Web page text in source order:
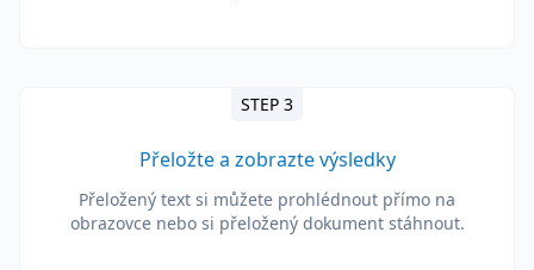
STEP 3
Přeložte a zobrazte výsledky
Přeložený text si můžete prohlédnout přímo na
obrazovce nebo si přeložený dokument stáhnout.